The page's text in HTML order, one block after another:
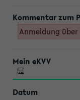
Anmeldung über